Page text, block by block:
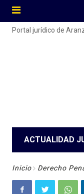
Portal jurídico de
ACTUALIDAD
Inicio Derecho